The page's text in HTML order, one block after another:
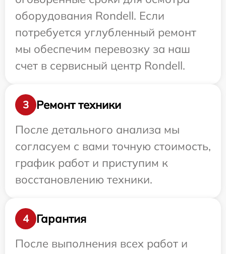
оборудования Rondell. Если
потребуется углубленный ремонт
мы обеспечим перевозку за наш
счет в сервисный центр Rondell.
3
Ремонт техники
После детального анализа мы
согласуем с вами точную стоимость,
график работ и приступим к
восстановлению техники.
4
Гарантия
После выполнения всех работ и